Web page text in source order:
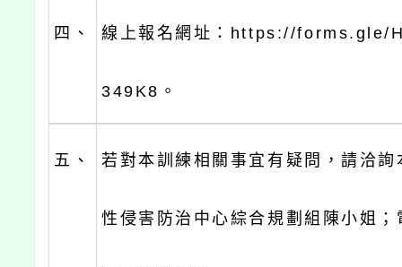
四、 線上報名網址：https://forms.gle/
349K8。
五、 若對本訓練相關事宜有疑問，請洽
性侵害防治中心綜合規劃組陳小姐